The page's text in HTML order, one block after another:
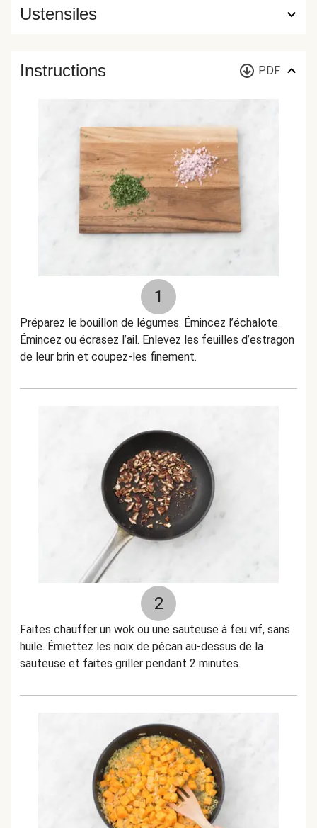
Ustensiles
Instructions PDF
1
Préparez le bouillon de légumes. Émincez l’échalote.
Émincez ou écrasez l’ail. Enlevez les feuilles d’estragon
de leur brin et coupez-les finement.
2
Faites chauffer un wok ou une sauteuse à feu vif, sans
huile. Émiettez les noix de pécan au-dessus de la
sauteuse et faites griller pendant 2 minutes.